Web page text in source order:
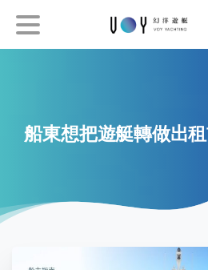
船東想把遊艇轉做出